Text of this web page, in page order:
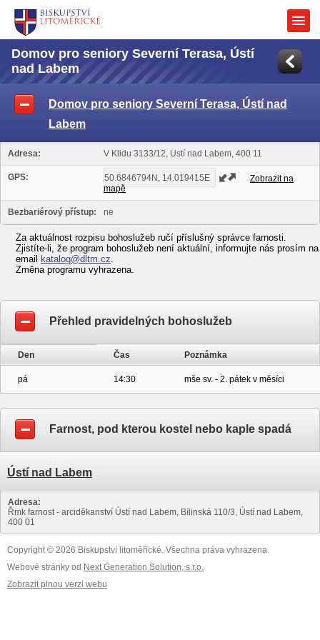
Domov pro seniory Severní Terasa, Ústí
nad Labem
Domov pro seniory Severní Terasa, Ústí nad
Labem
Adresa: V Klidu 3133/12, Ústí nad Labem, 400 11
GPS:
Zobrazit na
mapě
Bezbariérový přístup: ne
Za aktuálnost rozpisu bohoslužeb ručí příslušný správce farnosti.
Zjistíte-li, že program bohoslužeb není aktuální, informujte nás prosím na
email
katalog@dltm.cz.
Změna programu vyhrazena.
Přehled pravidelných bohoslužeb
Den Čas Poznámka
pá 14:30 mše sv. - 2. pátek v měsíci
Farnost, pod kterou kostel nebo kaple spadá
Ústí nad Labem
Adresa:
Řmk farnost - arciděkanství Ústí nad Labem, Bílinská 110/3, Ústí nad Labem,
400 01
Copyright © 2026 Biskupství litoměřické. Všechna práva vyhrazena.
Webové stránky od Next Generation Solution, s.r.o.
Zobrazit plnou verzi webu